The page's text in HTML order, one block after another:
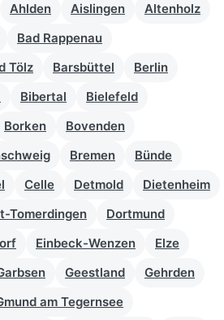
Ahlden Aislingen
Altenholz
Bad Rappenau
Tölz Barsbüttel
Berlin
Bibertal
Bielefeld
Borken
Bovenden
Bremen
Bünde
Celle Detmold
Dietenheim
Tomerdingen
Dortmund
Einbeck-Wenzen
Elze
Geestland
Gehrden
am Tegernsee